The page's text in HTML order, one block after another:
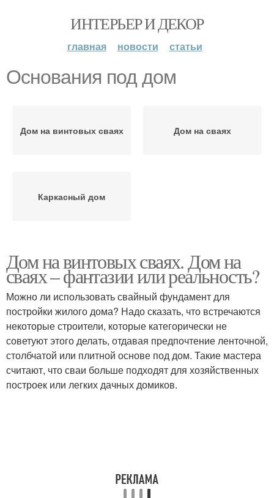
ИНТЕРЬЕР И ДЕКОР
главная новости статьи
Основания под дом
Дом на винтовых сваях Дом на сваях
Каркасный дом
Дом на винтовых сваях. Дом на
сваях – фантазии или реальность?
Можно ли использовать свайный фундамент для
постройки жилого дома? Надо сказать, что встречаются
некоторые строители, которые категорически не
советуют этого делать, отдавая предпочтение ленточной,
столбчатой или плитной основе под дом. Такие мастера
считают, что сваи больше подходят для хозяйственных
построек или легких дачных домиков.